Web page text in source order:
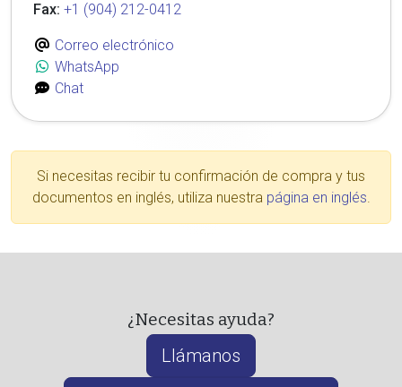
Fax: +1 (904) 212-0412
Correo electrónico
WhatsApp
Chat
Si necesitas recibir tu confirmación de compra y tus
documentos en inglés, utiliza nuestra página en inglés.
¿Necesitas ayuda?
Llámanos